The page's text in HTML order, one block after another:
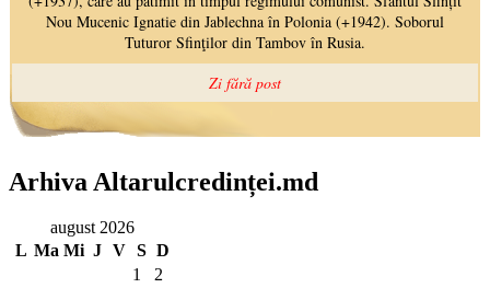
Arhiva Altarulcredinței.md
august 2026
L Ma Mi J V S D
1
2